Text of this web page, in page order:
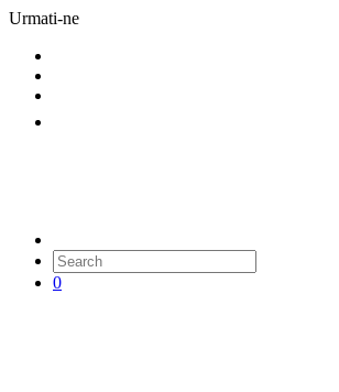
Urmati-ne
0